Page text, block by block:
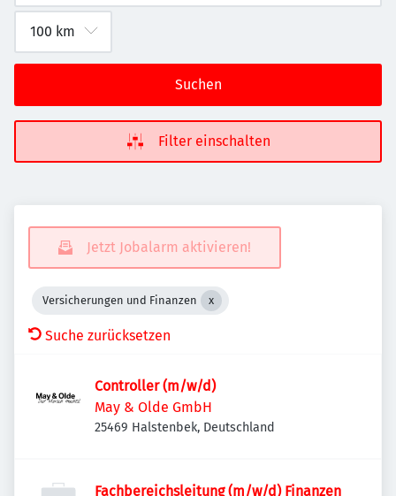
Suchen
Filter einschalten
Jetzt Jobalarm aktivieren!
Versicherungen und Finanzen
Suche zurücksetzen
Controller (m/w/d)
May & Olde GmbH
25469 Halstenbek, Deutschland
Fachbereichsleitung (m/w/d) Finanzen